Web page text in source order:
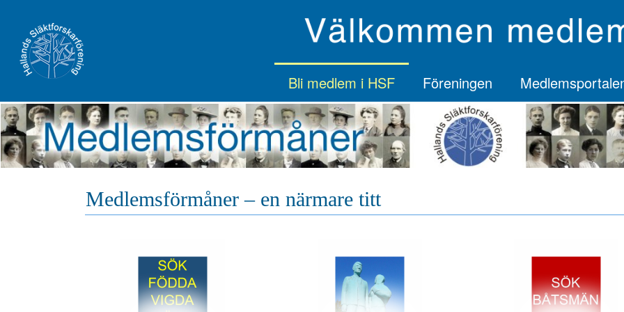
Bli medlem i HSF Föreningen
Medlemsförmåner – en närmare titt